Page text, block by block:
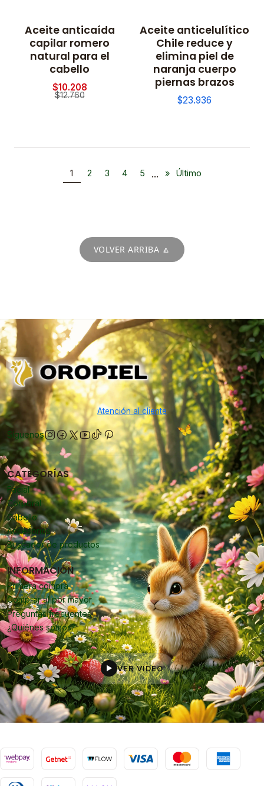
-20% OFF
Aceite anticaída
capilar romero
natural para el
cabello
$10.208
$12.760
Aceite anticelulítico
Chile reduce y
elimina piel de
naranja cuerpo
piernas brazos
$23.936
1 2 3 4 5 ... » Último
VOLVER ARRIBA 🔼
Atención al cliente
Síguenos
CATEGORÍAS
Facial
Corporal
Cabello
Accesorios
Buscador de productos
INFORMACIÓN
Primera compra
Comprar al por mayor
Preguntas frecuentes
¿Quiénes somos?
▶ VER VIDEO